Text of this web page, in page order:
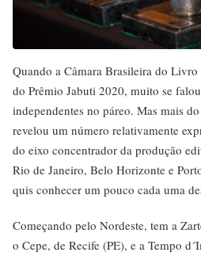
Quando a Câmara Brasileira do
do Prêmio Jabuti 2020, muito se
independentes no páreo. Mas mais
revelou um número relativamente
do eixo concentrador da produção
Rio de Janeiro, Belo Horizonte e
quis conhecer um pouco cada uma
Começando pelo Nordeste, tem a
o Cepe, de Recife (PE), e a Tempo